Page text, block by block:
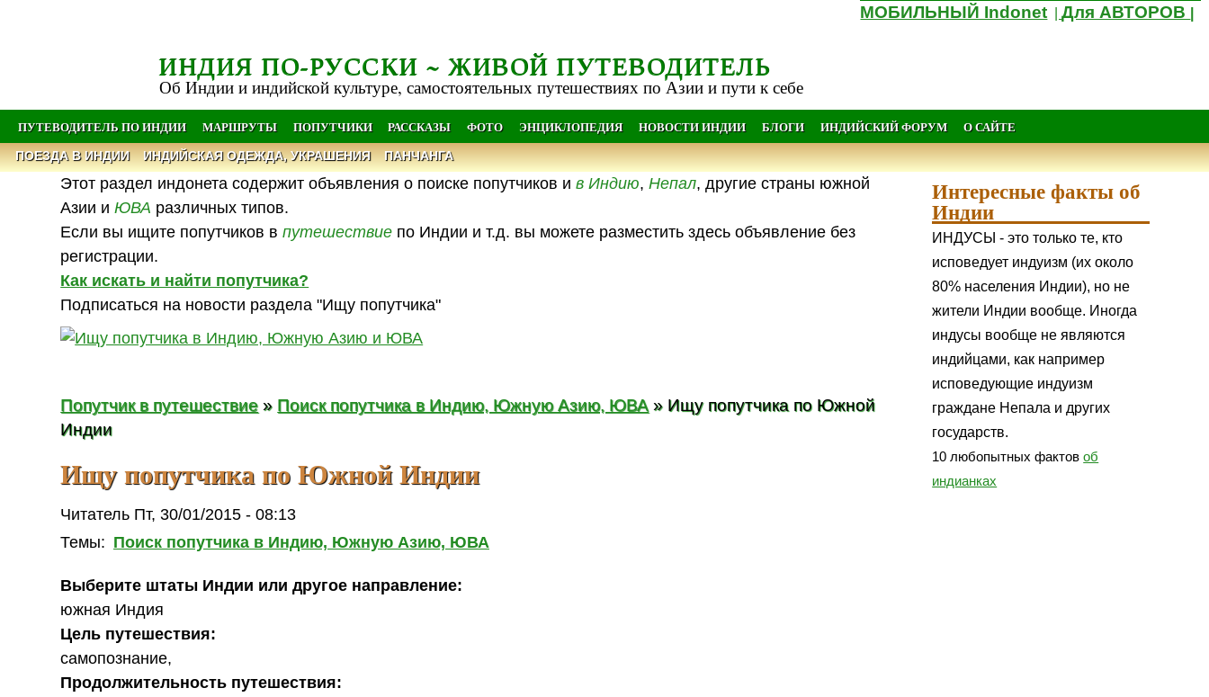
МОБИЛЬНЫЙ Indonet |Для АВТОРОВ
ИНДИЯ ПО-РУССКИ ~ ЖИВОЙ ПУТЕВОДИТЕЛЬ
Об Индии и индийской культуре, самостоятельных путешествиях по Азии и пути к себе
ПУТЕВОДИТЕЛЬ ПО ИНДИИ МАРШРУТЫ ПОПУТЧИКИ РАССКАЗЫ ФОТО ЭНЦИКЛОПЕДИЯ НОВОСТИ ИНДИИ БЛОГИ ИНДИЙСКИЙ ФОРУМ О САЙТЕ
ПОЕЗДА В ИНДИИ ИНДИЙСКАЯ ОДЕЖДА, УКРАШЕНИЯ ПАНЧАНГА
Этот раздел индонета содержит объявления о поиске попутчиков ив Индию,Непал, другие страны южной
Азии иЮВА различных типов.
Если вы ищите попутчиков впутешествие по Индии и т.д. вы можете разместить здесь объявление без
регистрации.
Как искать и найти попутчика?
Подписаться на новости раздела "Ищу попутчика"
Попутчик в путешествие » Поиск попутчика в Индию, Южную Азию, ЮВА » Ищу попутчика по Южной
Индии
Ищу попутчика по Южной Индии
Читатель Пт, 30/01/2015 - 08:13
Темы: Поиск попутчика в Индию, Южную Азию, ЮВА
Выберите штаты Индии или другое направление:
южная Индия
Цель путешествия:
самопознание,
Продолжительность путешествия:
Интересные факты об
Индии
ИНДУСЫ - это только те, кто
исповедует индуизм (их около
80% населения Индии), но не
жители Индии вообще. Иногда
индусы вообще не являются
индийцами, как например
исповедующие индуизм
граждане Непала и других
государств.
10 любопытных фактовоб
индианках